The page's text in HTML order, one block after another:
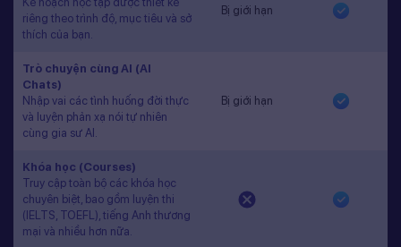
riêng theo trình độ, mục tiêu và sở
thích của bạn.
Bị giới hạn
Trò chuyện cùng AI (AI
Chats)
Nhập vai các tình huống đời thực
và luyện phản xạ nói tự nhiên
cùng gia sư AI.
Bị giới hạn
Khóa học (Courses)
Truy cập toàn bộ các khóa học
chuyên biệt, bao gồm luyện thi
(IELTS, TOEFL), tiếng Anh thương
mại và nhiều hơn nữa.